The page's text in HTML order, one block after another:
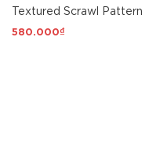
Textured Scrawl Pattern
580.000₫